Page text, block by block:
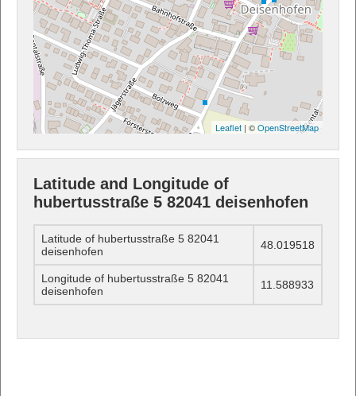
Leaflet | ©OpenStreetMap
Latitude and Longitude of
hubertusstraße 5 82041 deisenhofen
Latitude of hubertusstraße 5 82041
deisenhofen
48.019518
Longitude of hubertusstraße 5 82041
deisenhofen
11.588933